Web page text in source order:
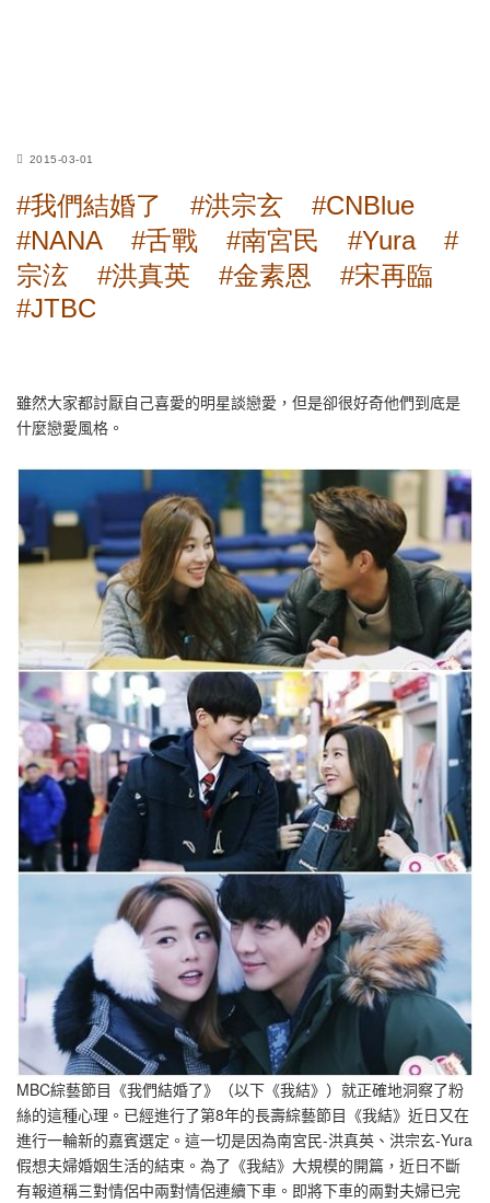
2015-03-01
#我們結婚了 #洪宗玄
#CNBlue
#NANA
#舌戰 #南宮民 #Yura
#
宗泫
#洪真英 #金素恩
#宋再臨
#JTBC
雖然大家都討厭自己喜愛的明星談戀愛，但是卻很好奇他們到底是
什麼戀愛風格。
MBC綜藝節目《我們結婚了》（以下《我結》）就正確地洞察了粉
絲的這種心理。已經進行了第8年的長壽綜藝節目《我結》近日又在
進行一輪新的嘉賓選定。這一切是因為南宮民-洪真英、洪宗玄-Yura
假想夫婦婚姻生活的結束。為了《我結》大規模的開篇，近日不斷
有報道稱三對情侶中兩對情侶連續下車。即將下車的兩對夫婦已完